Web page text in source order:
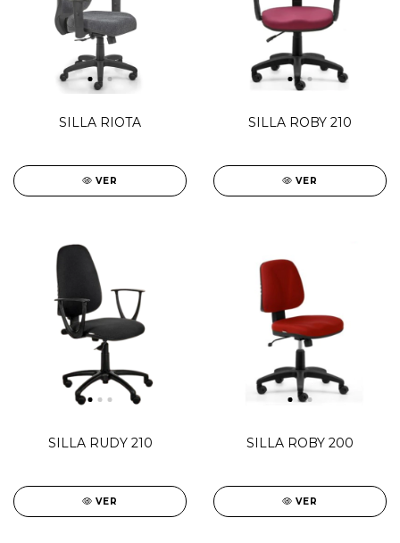
SILLA RIOTA
VER
SILLA ROBY 210
VER
SILLA RUDY 210
VER
SILLA ROBY 200
VER